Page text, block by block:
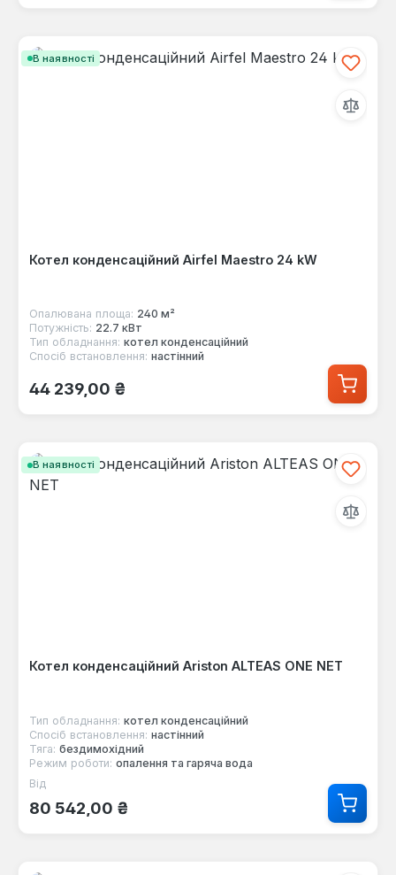
В наявності
Котел конденсаційний Airfel Maestro 24 kW
Опалювана площа: 240 м²
Потужність: 22.7 кВт
Тип обладнання: котел конденсаційний
Спосіб встановлення: настінний
Звичайна ціна:
44 239,00 ₴
В наявності
Котел конденсаційний Ariston ALTEAS ONE NET
Тип обладнання: котел конденсаційний
Спосіб встановлення: настінний
Тяга: бездимохідний
Режим роботи: опалення та гаряча вода
Звичайна ціна:
Від
80 542,00 ₴